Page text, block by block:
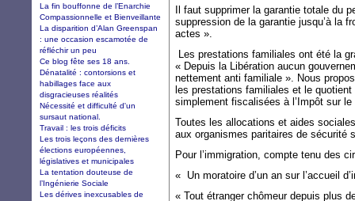
Il faut supprimer la garantie totale du
suppression de la garantie jusqu’à la
actes ».
Les prestations familiales ont été la
« Depuis la Libération aucun
nettement anti familiale ». Nous
les prestations familiales et le
simplement fiscalisées à l’Impôt sur
Toutes les allocations et aides
aux organismes paritaires de sécurité
Pour l’immigration, compte tenu des
« Un moratoire d’un an sur l’accueil
« Tout étranger chômeur depuis plus
La fin bouffonne de l’Enarchie
Compassionnelle et Bienveillante
La disparition d’Alan Greenspan
: une occasion escamotée de
réfléchir un peu
Ce blog fête ses 18 ans.
Dénatalité : contorsions et
habillages face aux
disgracieuses réalités
Nécessité et difficulté d'un
sursaut national.
Travail : les trois déficits
Les trois leçons des dernières
élections européennes,
législatives et municipales
La tentation douteuse de
l’Ingénierie Sociale
Les dérives inexcusables de